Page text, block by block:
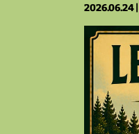
2026.06.24